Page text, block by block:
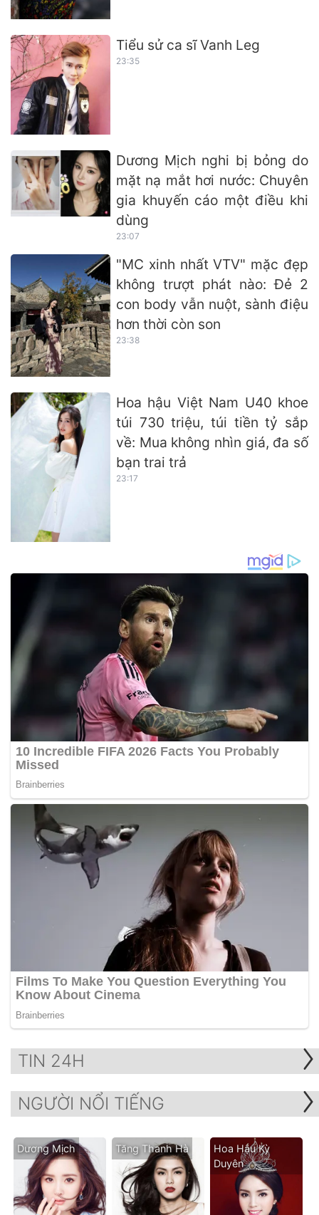
Tiểu sử ca sĩ Vanh Leg
23:35
Dương Mịch nghi bị bỏng do
mặt nạ mắt hơi nước: Chuyên
gia khuyến cáo một điều khi
dùng
23:07
"MC xinh nhất VTV" mặc đẹp
không trượt phát nào: Đẻ 2
con body vẫn nuột, sành điệu
hơn thời còn son
23:38
Hoa hậu Việt Nam U40 khoe
túi 730 triệu, túi tiền tỷ sắp
về: Mua không nhìn giá, đa số
bạn trai trả
23:17
TIN 24H
NGƯỜI NỔI TIẾNG
Dương Mịch Tăng Thanh Hà
Hoa Hậu Kỳ
Duyên